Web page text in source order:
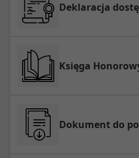
Deklaracja
Księga
Dokument do